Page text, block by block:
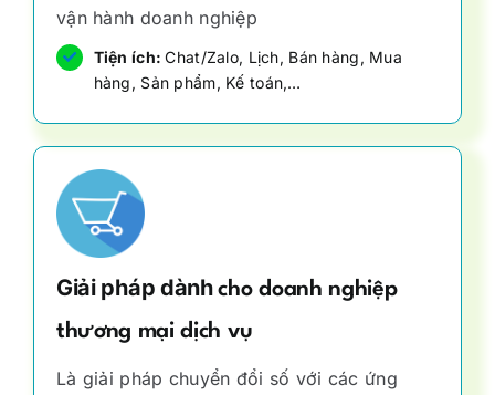
vận hành doanh nghiệp
Tiện ích:Chat/Zalo, Lịch, Bán hàng, Mua
hàng, Sản phẩm, Kế toán,…
Giải pháp dànhchodoanh nghiệp
thương mại dịch vụ
Là giải pháp chuyển đổi số với các ứng